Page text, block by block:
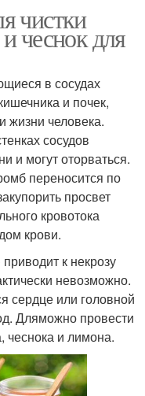
чистки
чеснок для
в сосудах
и почек,
жизни человека.
сосудов
и могут оторваться.
переносится по
просвет
кровотока
крови.
к некрозу
невозможно.
сердце или головной
Дляможно провести
чеснока и лимона.